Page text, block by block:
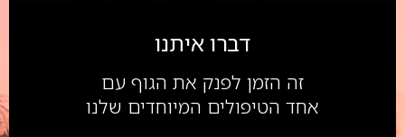
דברו איתנו
זה הזמן לפנק את הגוף עם
אחד הטיפולים המיוחדים שלנו